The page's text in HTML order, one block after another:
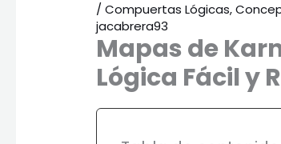
/Compuertas Lógicas,
jacabrera93
Mapas de
Lógica Fácil y